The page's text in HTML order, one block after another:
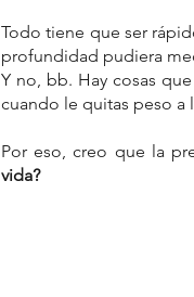
Todo tiene que ser
profundidad pudiera
Y no, bb. Hay cosas
cuando le quitas peso a
Por eso, creo que la
vida?